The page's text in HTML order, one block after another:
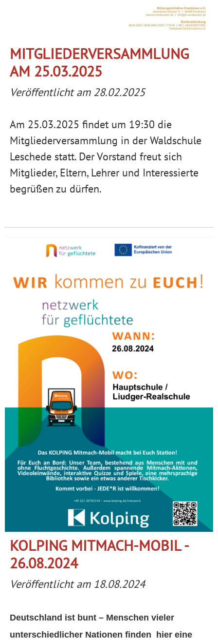
MITGLIEDERVERSAMMLUNG
AM 25.03.2025
Veröffentlicht am 28.02.2025
Am 25.03.2025 findet um 19:30 die
Mitgliederversammlung in der Waldschule
Leschede statt. Der Vorstand freut sich
Mitglieder, Eltern, Lehrer und Interessierte
begrüßen zu dürfen.
KOLPING MITMACH-MOBIL -
26.08.2024
Veröffentlicht am 18.08.2024
Deutschland ist bunt – Menschen vieler
unterschiedlicher Nationen finden hier eine